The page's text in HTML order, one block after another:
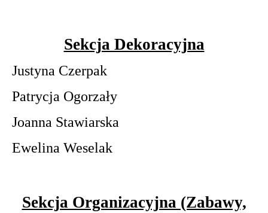
Sekcja Dekoracyjna
Justyna Czerpak
Patrycja Ogorzały
Joanna Stawiarska
Ewelina Weselak
Sekcja Organizacyjna (Zabawy,